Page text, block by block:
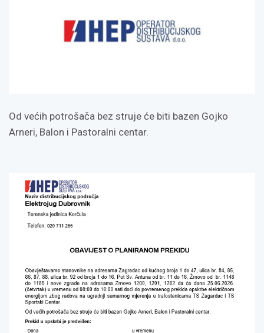
Od većih potrošača bez struje će biti bazen Gojko
Arneri, Balon i Pastoralni centar.